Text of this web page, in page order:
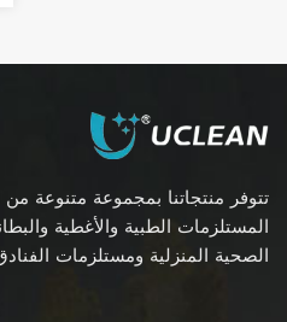
تتوفر منتجاتنا بمجموعة متنوعة
المستلزمات الطبية والأغطية
الصحية المنزلية ومستلزمات